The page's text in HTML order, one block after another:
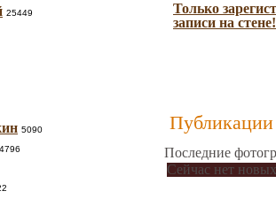
25449
5090
4796
Только
записи на стене!
Публикации
Последние
Сейчас нет